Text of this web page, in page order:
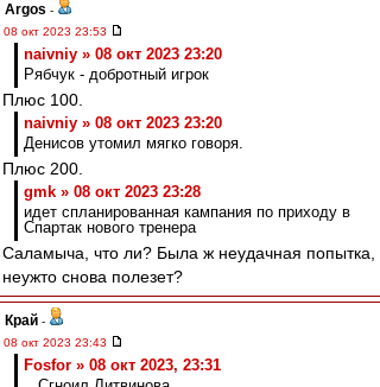
Argos -
08 окт 2023 23:53
naivniy » 08 окт 2023 23:20
Рябчук - добротный игрок
Плюс 100.
naivniy » 08 окт 2023 23:20
Денисов утомил мягко говоря.
Плюс 200.
gmk » 08 окт 2023 23:28
идет спланированная кампания по приходу в
Спартак нового тренера
Саламыча, что ли? Была ж неудачная попытка,
неужто снова полезет?
Край -
08 окт 2023 23:43
Fosfor » 08 окт 2023, 23:31